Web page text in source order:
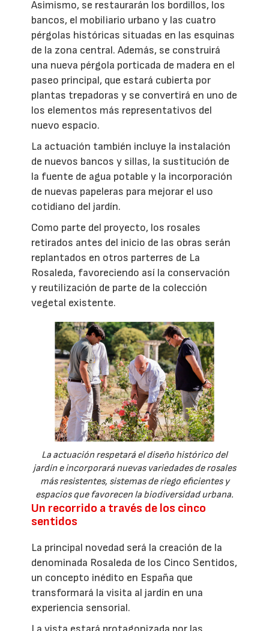
Asimismo, se restaurarán los bordillos, los
bancos, el mobiliario urbano y las cuatro
pérgolas históricas situadas en las esquinas
de la zona central. Además, se construirá
una nueva pérgola porticada de madera en el
paseo principal, que estará cubierta por
plantas trepadoras y se convertirá en uno de
los elementos más representativos del
nuevo espacio.
La actuación también incluye la instalación
de nuevos bancos y sillas, la sustitución de
la fuente de agua potable y la incorporación
de nuevas papeleras para mejorar el uso
cotidiano del jardín.
Como parte del proyecto, los rosales
retirados antes del inicio de las obras serán
replantados en otros parterres de La
Rosaleda, favoreciendo así la conservación
y reutilización de parte de la colección
vegetal existente.
La actuación respetará el diseño histórico del
jardín e incorporará nuevas variedades de rosales
más resistentes, sistemas de riego eficientes y
espacios que favorecen la biodiversidad urbana.
Un recorrido a través de los cinco
sentidos
La principal novedad será la creación de la
denominada Rosaleda de los Cinco Sentidos,
un concepto inédito en España que
transformará la visita al jardín en una
experiencia sensorial.